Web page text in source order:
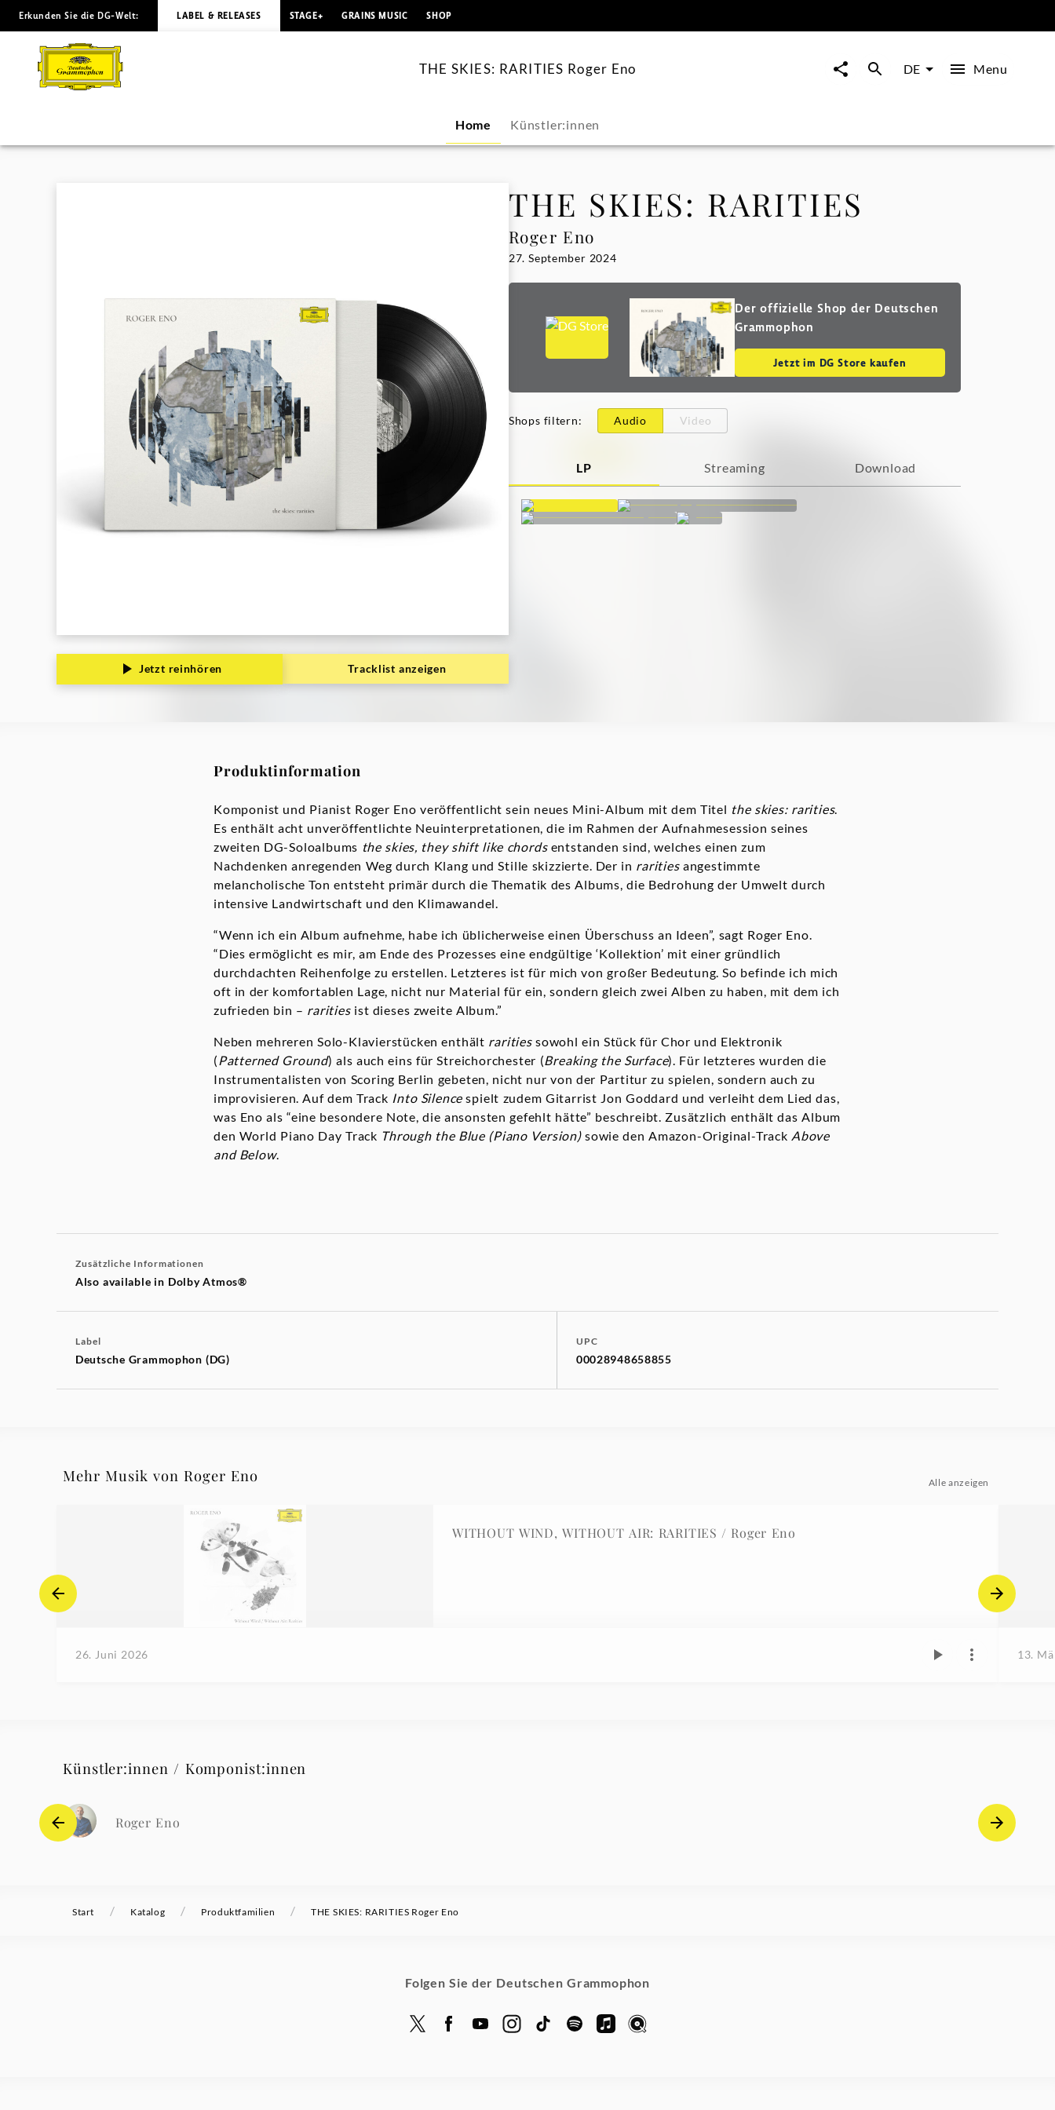
THE
SKIES:
Roger
Grammophon
Erkunden Sie die DG-Welt: LABEL & RELEASES STAGE+ GRAINS MUSIC SHOP
THE SKIES: RARITIES Roger Eno DE Menu
Home Künstler:innen
Jetzt reinhören Tracklist anzeigen
THE SKIES: RARITIES
Roger Eno
27. September 2024
Der offizielle Shop der Deutschen
Grammophon
Jetzt im DG Store kaufen
Shops filtern: Audio Video
LP Streaming Download
Produktinformation
Komponist und Pianist Roger Eno veröffentlicht sein neues Mini-Album mit dem Titel the skies: rarities.
Es enthält acht unveröffentlichte Neuinterpretationen, die im Rahmen der Aufnahmesession seines
zweiten DG-Soloalbums the skies, they shift like chords entstanden sind, welches einen zum
Nachdenken anregenden Weg durch Klang und Stille skizzierte. Der in raritiesangestimmte
melancholische Ton entsteht primär durch die Thematik des Albums, die Bedrohung der Umwelt durch
intensive Landwirtschaft und den Klimawandel.
“Wenn ich ein Album aufnehme, habe ich üblicherweise einen Überschuss an Ideen”, sagt Roger Eno.
“Dies ermöglicht es mir, am Ende des Prozesses eine endgültige ‘Kollektion’ mit einer gründlich
durchdachten Reihenfolge zu erstellen. Letzteres ist für mich von großer Bedeutung. So befinde ich mich
oft in der komfortablen Lage, nicht nur Material für ein, sondern gleich zwei Alben zu haben, mit dem ich
zufrieden bin – raritiesist dieses zweite Album.”
Neben mehreren Solo-Klavierstücken enthält raritiessowohl ein Stück für Chor und Elektronik
( Patterned Ground) als auch eins für Streichorchester (Breaking the Surface). Für letzteres wurden die
Instrumentalisten von Scoring Berlin gebeten, nicht nur von der Partitur zu spielen, sondern auch zu
improvisieren. Auf dem Track Into Silence spielt zudem Gitarrist Jon Goddard und verleiht dem Lied das,
was Eno als “eine besondere Note, die ansonsten gefehlt hätte” beschreibt. Zusätzlich enthält das Album
den World Piano Day Track Through the Blue (Piano Version)sowie den Amazon-Original-Track Above
and Below.
Zusätzliche Informationen
Also available in Dolby Atmos®
Label
Deutsche Grammophon (DG)
UPC
00028948658855
Mehr Musik von Roger Eno Alle anzeigen
WITHOUT WIND, WITHOUT AIR: RARITIES / Roger Eno
26. Juni 2026 13.
Künstler:innen / Komponist:innen
Roger Eno
Start / Katalog / Produktfamilien / THE SKIES: RARITIES Roger Eno
Folgen Sie der Deutschen Grammophon